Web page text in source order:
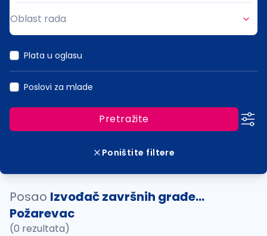
Oblast rada
Plata u oglasu
Poslovi za mlade
Pretražite
Poništite filtere
Posao Izvođač završnih građe...
Požarevac
(0 rezultata)